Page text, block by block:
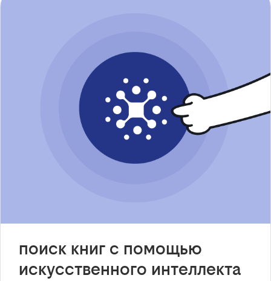
поиск книг с помощью
искусственного интеллекта